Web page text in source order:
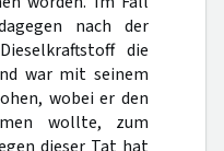
nach der
die
war mit seinem
wobei er den
wollte, zum